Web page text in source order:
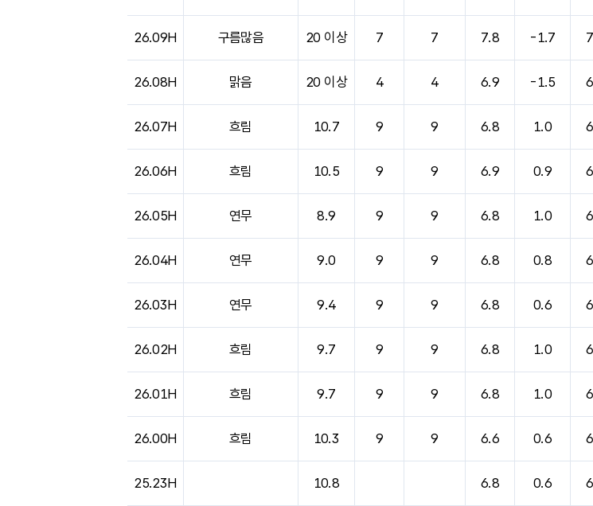
26.09H 구름많음 20 이상 7 7 7.8 -1.7
26.08H 맑음 20 이상 4 4 6.9 -1.5
26.07H 흐림 10.7 9 9 6.8 1.0
26.06H 흐림 10.5 9 9 6.9 0.9
26.05H 연무 8.9 9 9 6.8 1.0
26.04H 연무 9.0 9 9 6.8 0.8
26.03H 연무 9.4 9 9 6.8 0.6
26.02H 흐림 9.7 9 9 6.8 1.0
26.01H 흐림 9.7 9 9 6.8 1.0
26.00H 흐림 10.3 9 9 6.6 0.6
25.23H 10.8 6.8 0.6